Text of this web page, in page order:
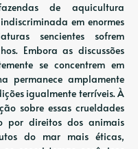
de aquicultura
em enormes
sencientes sofrem
Embora as discussões
se concentrem em
permanece amplamente
igualmente terríveis. À
sobre essas crueldades
por direitos dos animais
do mar mais éticas,